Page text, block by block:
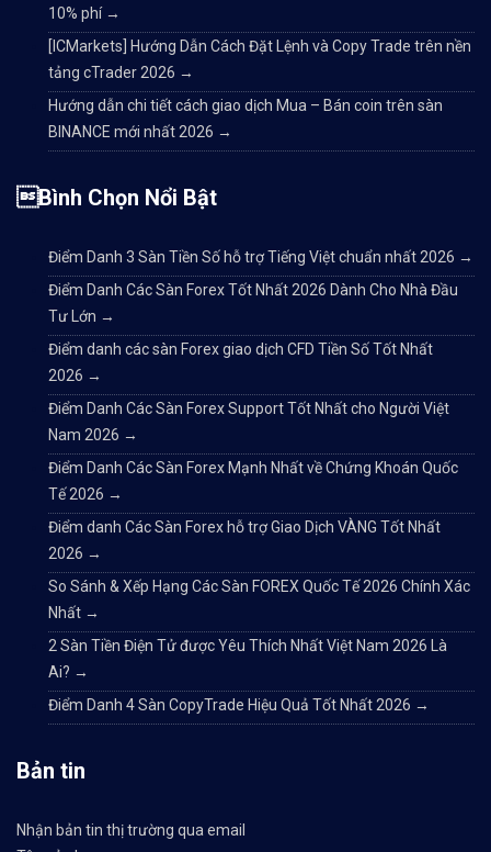
10% phí →
[ICMarkets] Hướng Dẫn Cách Đặt Lệnh và Copy Trade trên nền
tảng cTrader 2026 →
Hướng dẫn chi tiết cách giao dịch Mua – Bán coin trên sàn
BINANCE mới nhất 2026 →
Bình Chọn Nổi Bật
Điểm Danh 3 Sàn Tiền Số hỗ trợ Tiếng Việt chuẩn nhất 2026 →
Điểm Danh Các Sàn Forex Tốt Nhất 2026 Dành Cho Nhà Đầu
Tư Lớn →
Điểm danh các sàn Forex giao dịch CFD Tiền Số Tốt Nhất
2026 →
Điểm Danh Các Sàn Forex Support Tốt Nhất cho Người Việt
Nam 2026 →
Điểm Danh Các Sàn Forex Mạnh Nhất về Chứng Khoán Quốc
Tế 2026 →
Điểm danh Các Sàn Forex hỗ trợ Giao Dịch VÀNG Tốt Nhất
2026 →
So Sánh & Xếp Hạng Các Sàn FOREX Quốc Tế 2026 Chính Xác
Nhất →
2 Sàn Tiền Điện Tử được Yêu Thích Nhất Việt Nam 2026 Là
Ai? →
Điểm Danh 4 Sàn CopyTrade Hiệu Quả Tốt Nhất 2026 →
Bản tin
Nhận bản tin thị trường qua email